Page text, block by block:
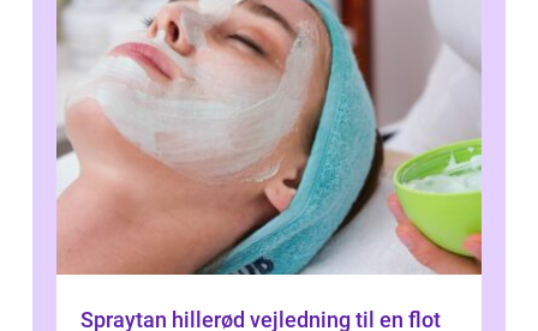
Spraytan hillerød vejledning til en flot